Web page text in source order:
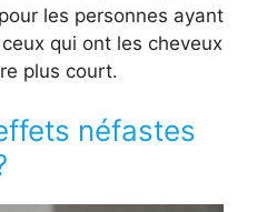
les personnes ayant
qui ont les cheveux
plus court.
néfastes